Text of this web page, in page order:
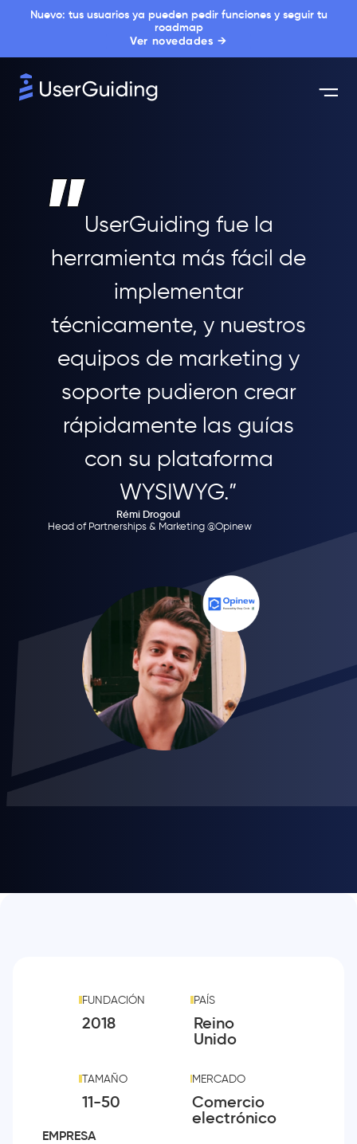
Nuevo: tus usuarios ya pueden pedir funciones y seguir tu
roadmap
Ver novedades →
UserGuiding fue la
herramienta más fácil de
implementar
técnicamente, y nuestros
equipos de marketing y
soporte pudieron crear
rápidamente las guías
con su plataforma
WYSIWYG.”
Rémi Drogoul
Head of Partnerships & Marketing @Opinew
FUNDACIÓN
2018
PAÍS
Reino
Unido
TAMAÑO
11-50
MERCADO
Comercio
electrónico
EMPRESA